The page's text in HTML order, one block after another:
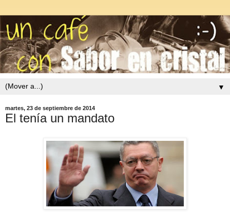
▼
martes, 23 de septiembre de 2014
El tenía un mandato